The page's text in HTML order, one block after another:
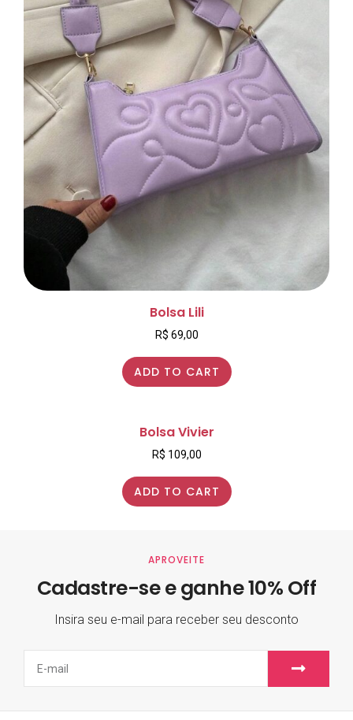
Bolsa Lili
R$ 69,00
ADD TO CART
Bolsa Vivier
R$ 109,00
ADD TO CART
APROVEITE
Cadastre-se e ganhe 10% Off
Insira seu e-mail para receber seu desconto